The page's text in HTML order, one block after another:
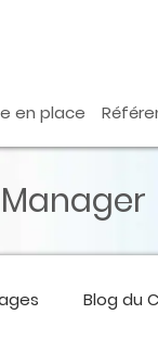
en place
Blog du